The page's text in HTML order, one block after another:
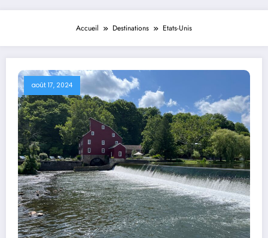
Accueil Destinations Etats-Unis
août 17, 2024